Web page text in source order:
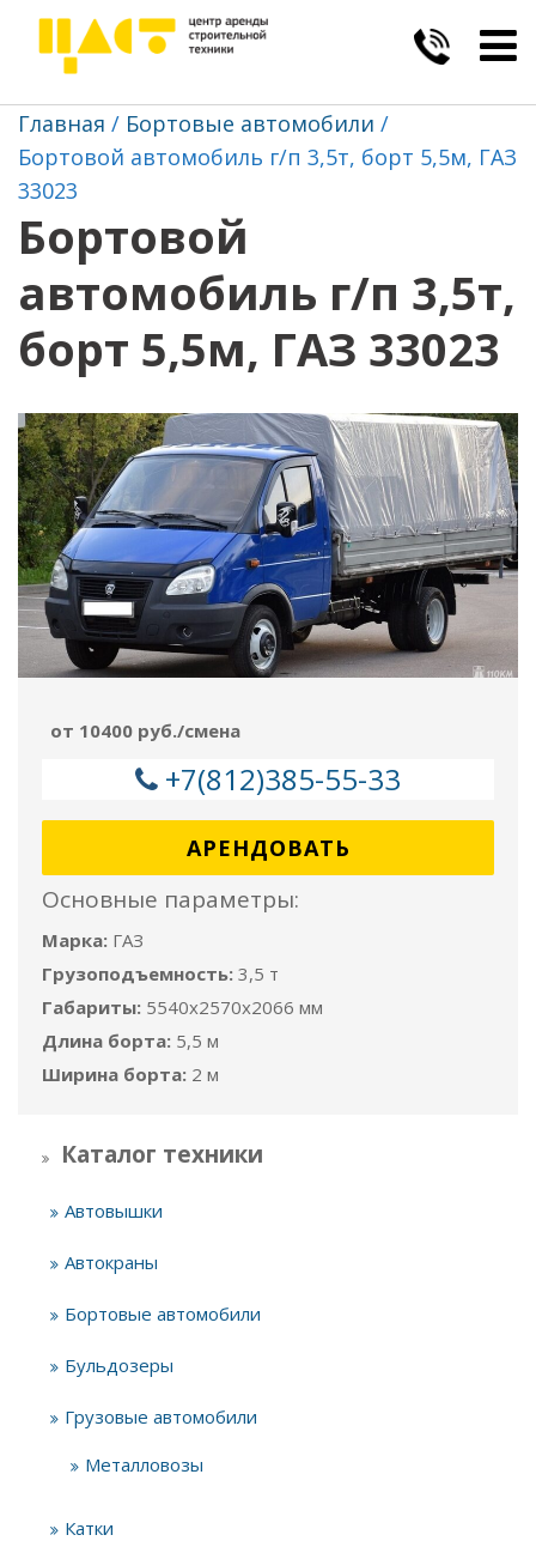
Главная
Бортовые автомобили
Бортовой автомобиль г/п 3,5т, борт 5,5м, ГАЗ
33023
Бортовой
автомобиль г/п 3,5т,
борт 5,5м, ГАЗ 33023
от 10400 руб./смена
+7(812)385-55-33
АРЕНДОВАТЬ
Основные параметры:
Марка: ГАЗ
Грузоподъемность: 3,5 т
Габариты: 5540x2570x2066 мм
Длина борта: 5,5 м
Ширина борта: 2 м
Каталог техники
Автовышки
Автокраны
Бортовые автомобили
Бульдозеры
Грузовые автомобили
Металловозы
Катки